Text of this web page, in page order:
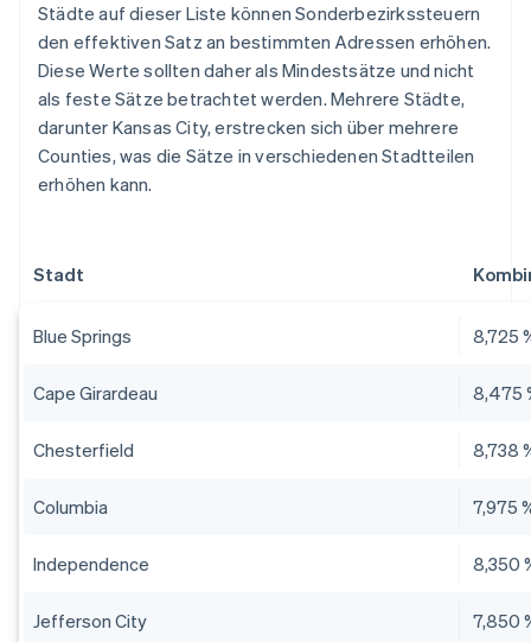
Städte auf dieser Liste können Sonderbezirkssteuern
den effektiven Satz an bestimmten Adressen erhöhen.
Diese Werte sollten daher als Mindestsätze und nicht
als feste Sätze betrachtet werden. Mehrere Städte,
darunter Kansas City, erstrecken sich über mehrere
Counties, was die Sätze in verschiedenen Stadtteilen
erhöhen kann.
Stadt
Blue Springs 8,725
Cape Girardeau 8,475
Chesterfield 8,738
Columbia 7,975
Independence 8,350
Jefferson City 7,850